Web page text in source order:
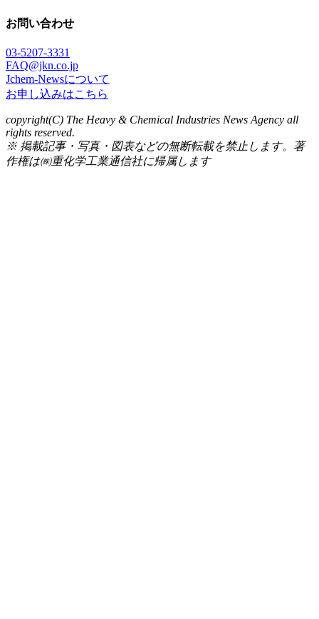
お問い合わせ
03-5207-3331
FAQ@jkn.co.jp
Jchem-Newsについて
お申し込みはこちら
copyright(C) The Heavy & Chemical Industries News Agency all
rights reserved.
※ 掲載記事・写真・図表などの無断転載を禁止します。著
作権は㈱重化学工業通信社に帰属します